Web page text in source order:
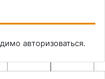
авторизоваться.